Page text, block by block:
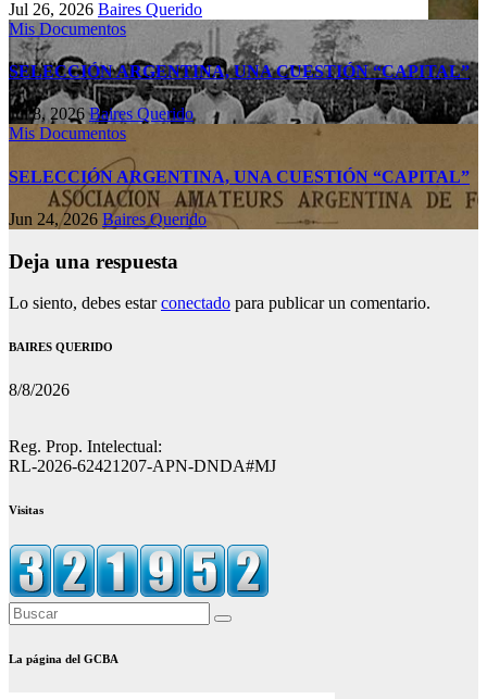
Jul 26, 2026 Baires Querido
Mis Documentos
SELECCIÓN ARGENTINA, UNA CUESTIÓN “CAPITAL”
Jul 8, 2026Baires Querido
Mis Documentos
SELECCIÓN ARGENTINA, UNA CUESTIÓN “CAPITAL”
Jun 24, 2026 Baires Querido
Deja una respuesta
Lo siento, debes estarconectado para publicar un comentario.
BAIRES QUERIDO
8/8/2026
Reg. Prop. Intelectual:
RL-2026-62421207-APN-DNDA#MJ
Visitas
La página del GCBA